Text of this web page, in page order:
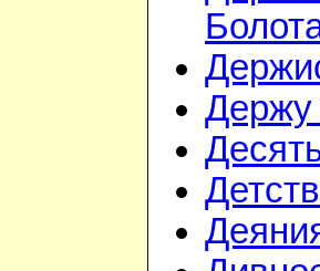
Держу